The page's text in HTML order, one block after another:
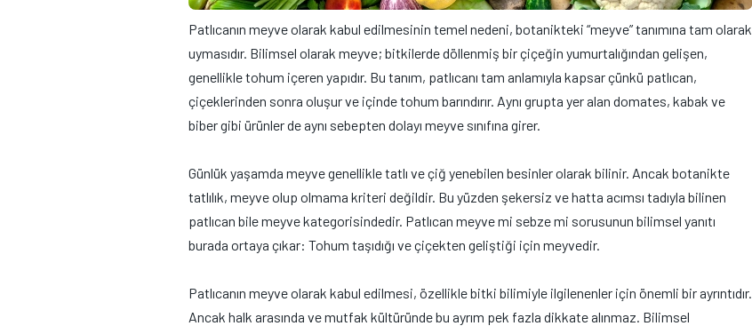
Patlıcanın meyve olarak kabul edilmesinin temel nedeni, botanikteki “meyve” tanımına tam olarak
uymasıdır. Bilimsel olarak meyve; bitkilerde döllenmiş bir çiçeğin yumurtalığından gelişen,
genellikle tohum içeren yapıdır. Bu tanım, patlıcanı tam anlamıyla kapsar çünkü patlıcan,
çiçeklerinden sonra oluşur ve içinde tohum barındırır. Aynı grupta yer alan domates, kabak ve
biber gibi ürünler de aynı sebepten dolayı meyve sınıfına girer.
Günlük yaşamda meyve genellikle tatlı ve çiğ yenebilen besinler olarak bilinir. Ancak botanikte
tatlılık, meyve olup olmama kriteri değildir. Bu yüzden şekersiz ve hatta acımsı tadıyla bilinen
patlıcan bile meyve kategorisindedir. Patlıcan meyve mi sebze mi sorusunun bilimsel yanıtı
burada ortaya çıkar: Tohum taşıdığı ve çiçekten geliştiği için meyvedir.
Patlıcanın meyve olarak kabul edilmesi, özellikle bitki bilimiyle ilgilenenler için önemli bir ayrıntıdır.
Ancak halk arasında ve mutfak kültüründe bu ayrım pek fazla dikkate alınmaz. Bilimsel